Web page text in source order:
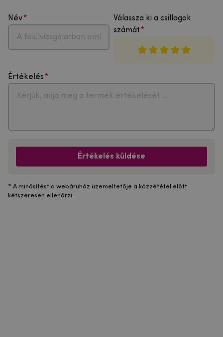
Név
Válassza ki a csillagok
számát
Értékelés
Értékelés küldése
* A minősítést a webáruház üzemeltetője a közzététel előtt
kétszeresen ellenőrzi.